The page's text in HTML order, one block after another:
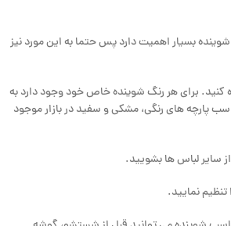
شوینده بسیار اهمیت دارد پس حتما به این مورد نیز
کنید. برای هر رنگ شوینده خاص خود وجود دارد به
پارچه های رنگی، مشکی و سفید در بازار موجود